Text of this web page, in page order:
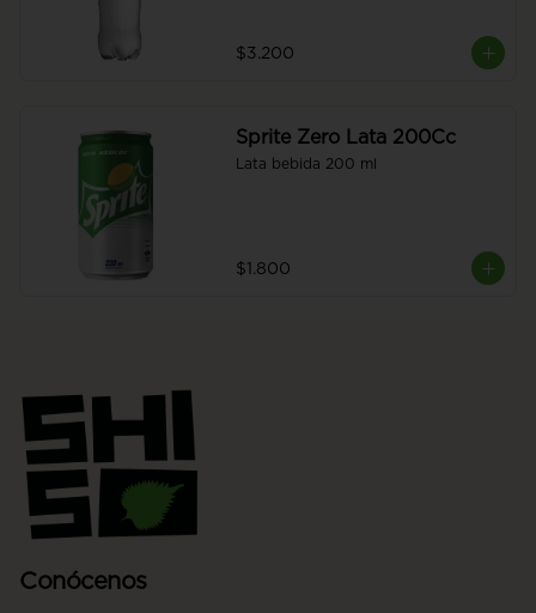
$3.200
Sprite Zero Lata 200Cc
Lata bebida 200 ml
$1.800
Conócenos